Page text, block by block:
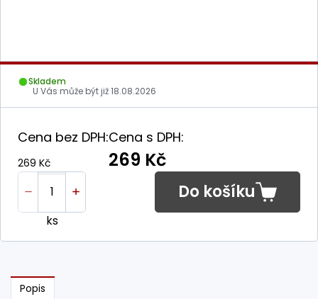
Skladem
U Vás může být již18.08.2026
Cena bez DPH:
269 Kč
Cena s DPH:
269 Kč
ks
Do košíku
Popis